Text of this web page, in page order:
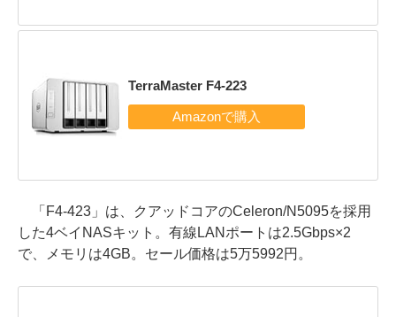
TerraMaster F4-223
「F4-423」は、クアッドコアのCeleron/N5095を採用
した4ベイNASキット。有線LANポートは2.5Gbps×2
で、メモリは4GB。セール価格は5万5992円。